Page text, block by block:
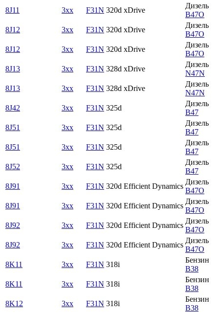
8J11
3xx F31N 320d xDrive
Дизель
B47O
8J12
3xx F31N 320d xDrive
Дизель
B47O
8J12
3xx F31N 320d xDrive
Дизель
B47O
8J13
3xx F31N 328d xDrive
Дизель
N47N
8J13
3xx F31N 328d xDrive
Дизель
N47N
8J42
3xx F31N 325d
Дизель
B47
8J51
3xx F31N 325d
Дизель
B47
8J51
3xx F31N 325d
Дизель
B47
8J52
3xx F31N 325d
Дизель
B47
8J91
3xx F31N 320d Efficient Dynamiсs
Дизель
B47O
8J91
3xx F31N 320d Efficient Dynamiсs
Дизель
B47O
8J92
3xx F31N 320d Efficient Dynamiсs
Дизель
B47O
8J92
3xx F31N 320d Efficient Dynamiсs
Дизель
B47O
8K11
3xx F31N 318i
Бензин
B38
8K11
3xx F31N 318i
Бензин
B38
8K12
3xx F31N 318i
Бензин
B38